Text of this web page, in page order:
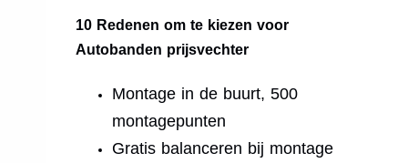
10 Redenen om te kiezen voor
Autobanden prijsvechter
Montage in de buurt, 500
montagepunten
Gratis balanceren bij montage